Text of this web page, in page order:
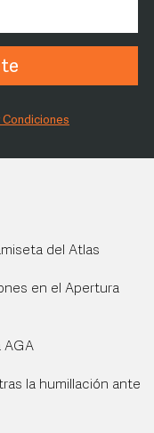
Condiciones
del Atlas
en el Apertura
AGA
la humillación ante